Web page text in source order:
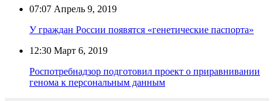
07:07 Апрель 9, 2019
У граждан России появятся «генетические паспорта»
12:30 Март 6, 2019
Роспотребнадзор подготовил проект о приравнивании
генома к персональным данным